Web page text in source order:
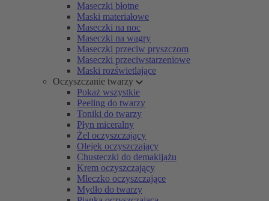
Maseczki błotne
Maski materiałowe
Maseczki na noc
Maseczki na wągry
Maseczki przeciw pryszczom
Maseczki przeciwstarzeniowe
Maski rozświetlające
Oczyszczanie twarzy
Pokaż wszystkie
Peeling do twarzy
Toniki do twarzy
Płyn miceralny
Żel oczyszczający
Olejek oczyszczający
Chusteczki do demakijażu
Krem oczyszczający
Mleczko oczyszczające
Mydło do twarzy